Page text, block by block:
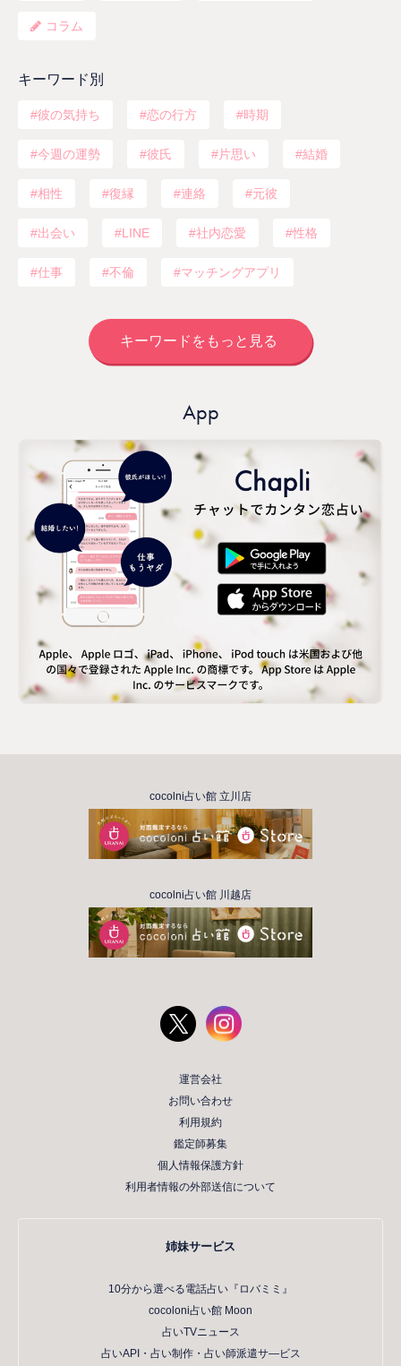
コラム
キーワード別
彼の気持ち 恋の行方 時期
今週の運勢 彼氏 片思い 結婚
相性 復縁 連絡 元彼
出会い LINE 社内恋愛 性格
仕事 不倫 マッチングアプリ
キーワードをもっと見る
App
cocolni占い館 立川店
cocolni占い館 川越店
運営会社
お問い合わせ
利用規約
鑑定師募集
個人情報保護方針
利用者情報の外部送信について
姉妹サービス
10分から選べる電話占い『ロバミミ』
cocoloni占い館 Moon
占いTVニュース
占いAPI・占い制作・占い師派遣サ―ビス